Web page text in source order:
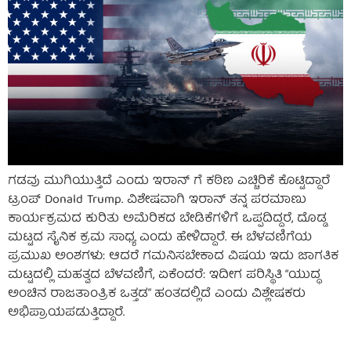
ಗಡವು ಮುಗಿಯುತ್ತಿದೆ ಎಂದು ಇರಾನ್ ಗೆ ಕಠಿಣ ಎಚ್ಚಿರಿಕೆ ಕೊಟ್ಟಿದ್ದಾರೆ
ಟ್ರಂಪ್ Donald Trump. ವಿಶೇಷವಾಗಿ ಇರಾನ್ ತನ್ನ ಪರಮಾಣು
ಕಾರ್ಯಕ್ರಮದ ಕುರಿತು ಅಮೆರಿಕದ ಬೇಡಿಕೆಗಳಿಗೆ ಒಪ್ಪದಿದ್ದರೆ, ದೊಡ್ಡ
ಮಟ್ಟದ ಸೈನಿಕ ಕ್ರಮ ಸಾಧ್ಯ ಎಂದು ಹೇಳಿದ್ದಾರೆ. ಈ ಬೆಳವಣಿಗೆಯ
ಪ್ರಮುಖ ಅಂಶಗಳು: ಆದರೆ ಗಮನಿಸಬೇಕಾದ ವಿಷಯ ಇದು ಜಾಗತಿಕ
ಮಟ್ಟದಲ್ಲಿ ಮಹತ್ವದ ಬೆಳವಣಿಗೆ, ಏಕೆಂದರೆ: ಇದೀಗ ಪರಿಸ್ಥಿತಿ “ಯುದ್ಧ
ಅಂಚಿನ ರಾಜತಾಂತ್ರಿಕ ಒತ್ತಡ” ಹಂತದಲ್ಲಿದೆ ಎಂದು ವಿಶ್ಲೇಷಕರು
ಅಭಿಪ್ರಾಯಪಡುತ್ತಿದ್ದಾರೆ.